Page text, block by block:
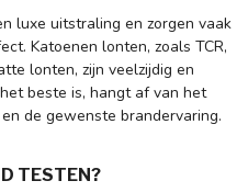
luxe uitstraling en zorgen vaak
Katoenen lonten, zoals TCR,
lonten, zijn veelzijdig en
beste is, hangt af van het
de gewenste brandervaring.
TESTEN?